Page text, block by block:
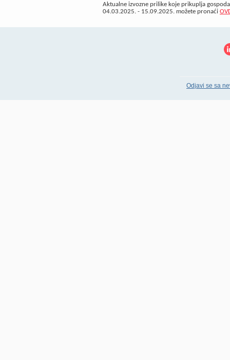
Aktualne izvozne prilike koje prikuplja
04.03.2025. - 15.09.2025. možete pronaći
Odjavi se sa